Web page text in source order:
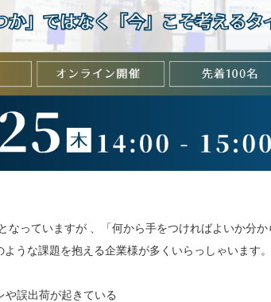
なっていますが 、「何から手をつければよいか分
うな課題を抱える企業様が多くいらっしゃいます。
や誤出荷が起きている